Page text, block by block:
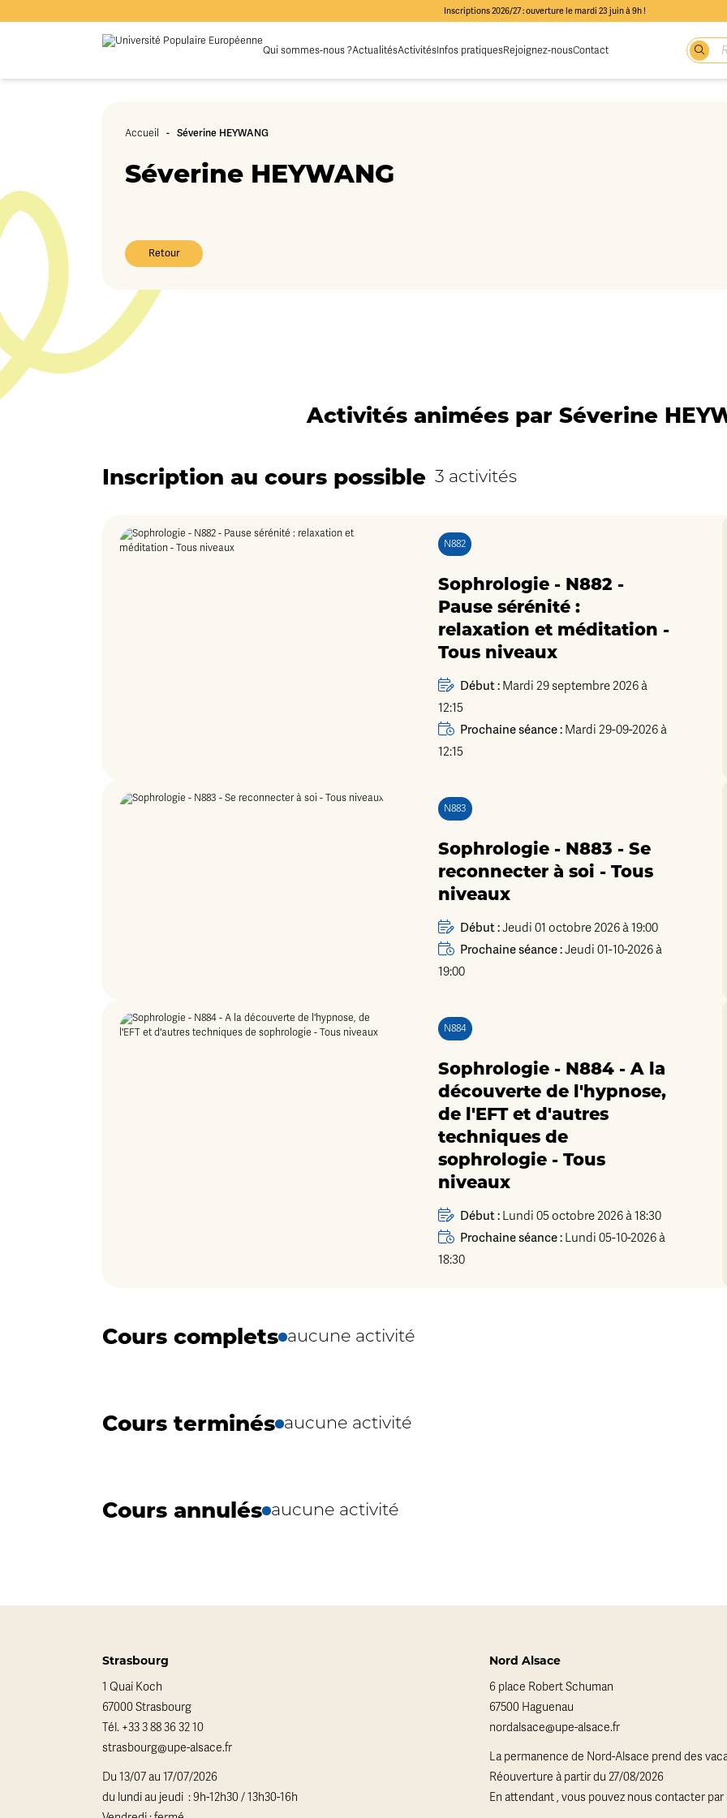
Inscriptions 2026/27 : ouverture le mardi 23 juin à 9h !
Qui sommes-nous ?ActualitésActivitésInfos pratiquesRejoignez-nousContact
Accueil - Séverine HEYWANG
Séverine HEYWANG
Retour
Activités animées par Séverine
Inscription au cours possible 3 activités
N882
Sophrologie - N882 -
Pause sérénité :
relaxation et méditation -
Tous niveaux
Début : Mardi 29 septembre 2026 à
12:15
Prochaine séance : Mardi 29-09-2026 à
12:15
N883
Sophrologie - N883 - Se
reconnecter à soi - Tous
niveaux
Début :Jeudi 01 octobre 2026 à 19:00
Prochaine séance :Jeudi 01-10-2026 à
19:00
N884
Sophrologie - N884 - A la
découverte de l'hypnose,
de l'EFT et d'autres
techniques de
sophrologie - Tous
niveaux
Début : Lundi 05 octobre 2026 à 18:30
Prochaine séance : Lundi 05-10-2026 à
18:30
Cours complets aucune activité
Cours terminés aucune activité
Cours annulés aucune activité
Strasbourg
1 Quai Koch
67000 Strasbourg
Tél. +33 3 88 36 32 10
strasbourg@upe-alsace.fr
Du 13/07 au 17/07/2026
du lundi au jeudi : 9h-12h30 / 13h30-16h
Nord Alsace
6 place Robert Schuman
67500 Haguenau
nordalsace@upe-alsace.fr
La permanence de Nord-Alsace prend des
Réouverture à partir du 27/08/2026
En attendant , vous pouvez nous contacter par